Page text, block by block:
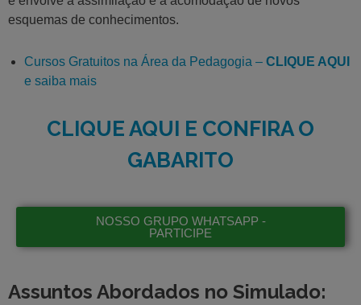
esquemas de conhecimentos.
Cursos Gratuitos na Área da Pedagogia – CLIQUE AQUI
e saiba mais
CLIQUE AQUI E CONFIRA O
GABARITO
NOSSO GRUPO WHATSAPP -
PARTICIPE
Assuntos Abordados no Simulado: